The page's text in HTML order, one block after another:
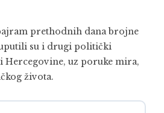
prethodnih dana brojne
su i drugi politički
Hercegovine, uz poruke mira,
života.